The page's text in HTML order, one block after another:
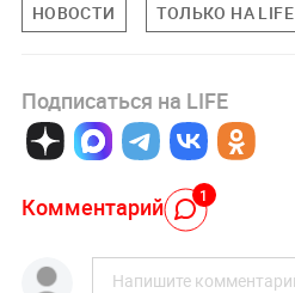
НОВОСТИ ТОЛЬКО НА LIFE
Подписаться на LIFE
Комментарий 1